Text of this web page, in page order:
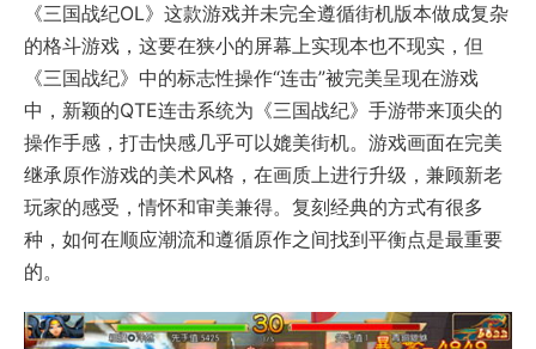
《三国战纪OL》这款游戏并未完全遵循街机版本做成复杂
的格斗游戏，这要在狭小的屏幕上实现本也不现实，但
《三国战纪》中的标志性操作“连击”被完美呈现在游戏
中，新颖的QTE连击系统为《三国战纪》手游带来顶尖的
操作手感，打击快感几乎可以媲美街机。游戏画面在完美
继承原作游戏的美术风格，在画质上进行升级，兼顾新老
玩家的感受，情怀和审美兼得。复刻经典的方式有很多
种，如何在顺应潮流和遵循原作之间找到平衡点是最重要
的。